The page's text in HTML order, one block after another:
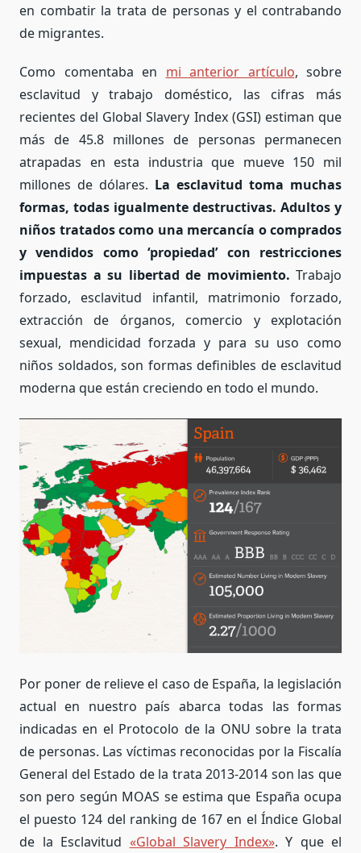
en combatir la trata de personas y el contrabando
de migrantes.
Como comentaba en mi anterior artículo, sobre
esclavitud y trabajo doméstico, las cifras más
recientes del Global Slavery Index (GSI) estiman que
más de 45.8 millones de personas permanecen
atrapadas en esta industria que mueve 150 mil
millones de dólares. La esclavitud toma muchas
formas, todas igualmente destructivas. Adultos y
niños tratados como una mercancía o comprados
y vendidos como ‘propiedad’ con restricciones
impuestas a su libertad de movimiento. Trabajo
forzado, esclavitud infantil, matrimonio forzado,
extracción de órganos, comercio y explotación
sexual, mendicidad forzada y para su uso como
niños soldados, son formas definibles de esclavitud
moderna que están creciendo en todo el mundo.
Por poner de relieve el caso de España, la legislación
actual en nuestro país abarca todas las formas
indicadas en el Protocolo de la ONU sobre la trata
de personas. Las víctimas reconocidas por la Fiscalía
General del Estado de la trata 2013-2014 son las que
son pero según MOAS se estima que España ocupa
el puesto 124 del ranking de 167 en el Índice Global
de la Esclavitud «Global Slavery Index». Y que el